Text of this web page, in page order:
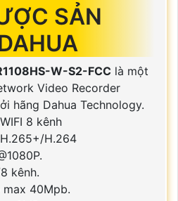
SẢN
W-S2-FCC là một
Video Recorder
hãng Dahua Technology.
8 kênh
H.264
kênh.
max 40Mpb.